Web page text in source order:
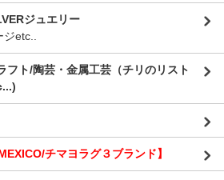
ジュエリー
ジetc..
フト/陶芸・金属工芸（チリのリスト
チマヨラグ３ブランド】